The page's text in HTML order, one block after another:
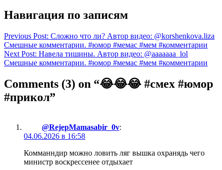
Навигация по записям
Previous Post: Сложно что ли? Автор видео: @korshenkova.liza
Смешные комментарии. #юмор #мемас #мем #комментарии
Next Post: Навела тишины. Автор видео: @aaaaaaa_lol
Смешные комментарии. #юмор #мемас #мем #комментарии
Comments (3) on “😂😂😂 #смех #юмор
#прикол”
@RejepMamasabir_0v:
04.06.2026 в 16:58
Комманндир можно ловить ляг вышка охранядь чего
министр воскрессенее отдыхает